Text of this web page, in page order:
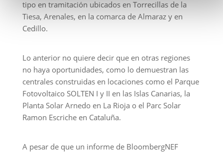
tipo en tramitación ubicados en Torrecillas de la
Tiesa, Arenales, en la comarca de Almaraz y en
Cedillo.
Lo anterior no quiere decir que en otras regiones
no haya oportunidades, como lo demuestran las
centrales construidas en locaciones como el Parque
Fotovoltaico SOLTEN I y II en las Islas Canarias, la
Planta Solar Arnedo en La Rioja o el Parc Solar
Ramon Escriche en Cataluña.
A pesar de que un informe de BloombergNEF